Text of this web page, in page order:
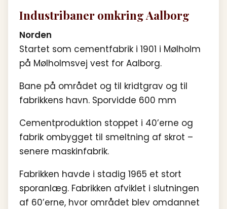
Industribaner omkring Aalborg
Norden
Startet som cementfabrik i 1901 i Mølholm
på Mølholmsvej vest for Aalborg.
Bane på området og til kridtgrav og til
fabrikkens havn. Sporvidde 600 mm
Cementproduktion stoppet i 40’erne og
fabrik ombygget til smeltning af skrot –
senere maskinfabrik.
Fabrikken havde i stadig 1965 et stort
sporanlæg. Fabrikken afviklet i slutningen
af 60’erne, hvor området blev omdannet